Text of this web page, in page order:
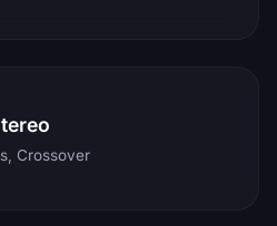
Crossover